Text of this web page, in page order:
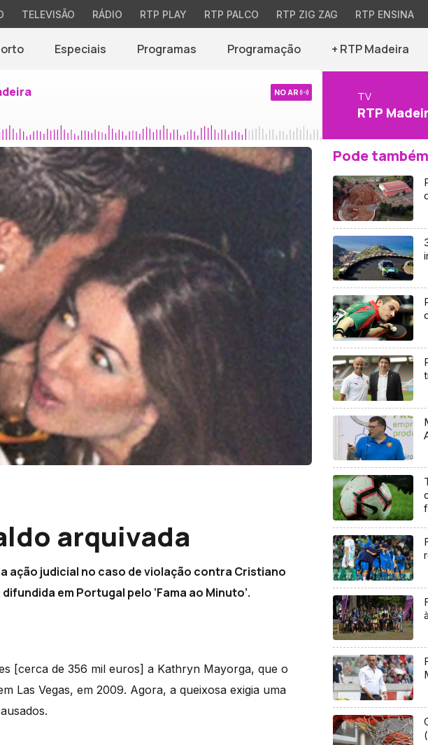
TELEVISÃO RÁDIO RTP PLAY RTP PALCO RTP ZIG ZAG RTP ENSINA
Especiais Programas Programação + RTP Madeira
NO AR TV
RTP
arquivada
ação judicial no caso de violação contra Cristiano
em Portugal pelo ‘Fama ao Minuto’.
[cerca de 356 mil euros] a Kathryn Mayorga, que o
Las Vegas, em 2009. Agora, a queixosa exigia uma
Pode